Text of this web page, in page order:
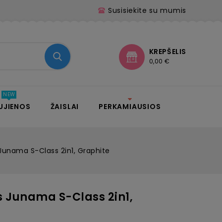
Susisiekite su mumis
KREPŠELIS
0,00 €
ŽAISLAI PERKAMIAUSIOS
S-Class 2in1, Graphite
S-Class 2in1,